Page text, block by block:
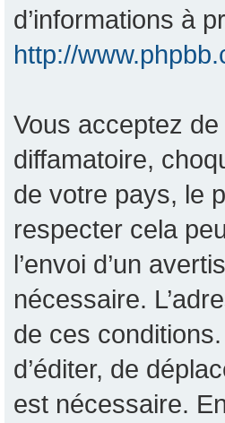
d’informations à
http://
Vous acceptez
diffamatoire,
de votre pays, le
respecter cela
l’envoi d’un
nécessaire.
de ces
d’éditer, de
est nécessaire.